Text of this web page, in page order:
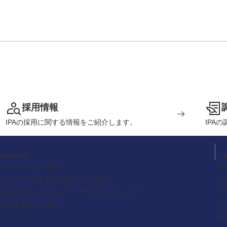
採用情報
IPAの採用に関する情報をご紹介します。 IPAの
リティセンター
イバーセキュリティセンター
ル＆AIシステムズ・デザインセンター
ル人材センター